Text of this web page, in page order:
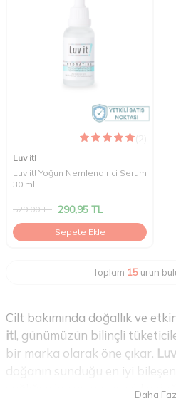
Luv it!
Luv it! Yoğun Nemlendirici Serum
30 ml
529,00TL 290,95 TL
Sepete Ekle
Toplam 15 ürün
Cilt bakımında doğallık ve
it!, günümüzün bilinçli
bir marka olarak öne çıkar.
doğanın sunduğu en iyi
sağlığını korumayı ve cildin